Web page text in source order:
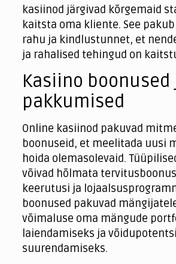
kasiinod järgivad kõrgemaid
kaitsta oma kliente. See
rahu ja kindlustunnet, et
ja rahalised tehingud on
Kasiino boonused
pakkumised
Online kasiinod pakuvad
boonuseid, et meelitada uusi
hoida olemasolevaid.
võivad hõlmata
keerutusi ja
boonused pakuvad
võimaluse oma mängude
laiendamiseks ja
suurendamiseks.